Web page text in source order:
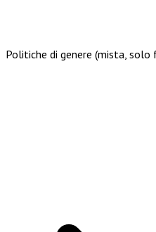
Politiche di genere (mista,